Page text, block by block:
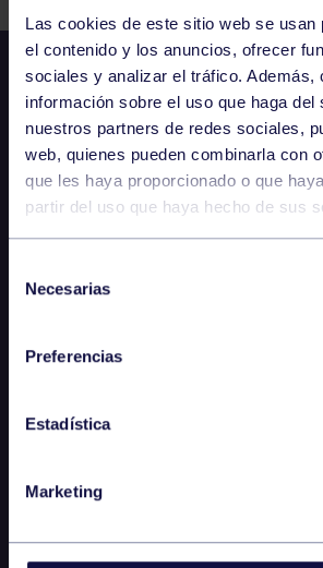
Las cookies de este sitio web se usan
el contenido y los anuncios, ofrecer
sociales y analizar el tráfico. Además,
información sobre el uso que haga del
nuestros partners de redes sociales,
web, quienes pueden combinarla con
que les haya proporcionado o que
partir del uso que haya hecho de sus
Necesarias
Preferencias
Estadística
Marketing